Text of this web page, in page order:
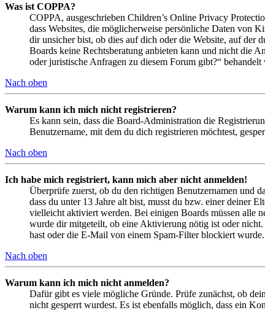
Was ist COPPA?
COPPA, ausgeschrieben Children’s Online Privacy
dass Websites, die möglicherweise persönliche Daten von
dir unsicher bist, ob dies auf dich oder die Website, auf der
Boards keine Rechtsberatung anbieten kann und nicht die
oder juristische Anfragen zu diesem Forum gibt?“ behandelt
Nach oben
Warum kann ich mich nicht registrieren?
Es kann sein, dass die Board-Administration die
Benutzername, mit dem du dich registrieren möchtest,
Nach oben
Ich habe mich registriert, kann mich aber nicht anmelden!
Überprüfe zuerst, ob du den richtigen Benutzernamen und
dass du unter 13 Jahre alt bist, musst du bzw. einer deiner
vielleicht aktiviert werden. Bei einigen Boards müssen alle
wurde dir mitgeteilt, ob eine Aktivierung nötig ist oder
hast oder die E-Mail von einem Spam-Filter blockiert
Nach oben
Warum kann ich mich nicht anmelden?
Dafür gibt es viele mögliche Gründe. Prüfe zunächst, ob
nicht gesperrt wurdest. Es ist ebenfalls möglich, dass ein